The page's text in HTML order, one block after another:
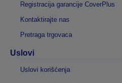
Registracija garancije CoverPlus
Kontaktirajte nas
Pretraga trgovaca
Uslovi
Uslovi korišćenja